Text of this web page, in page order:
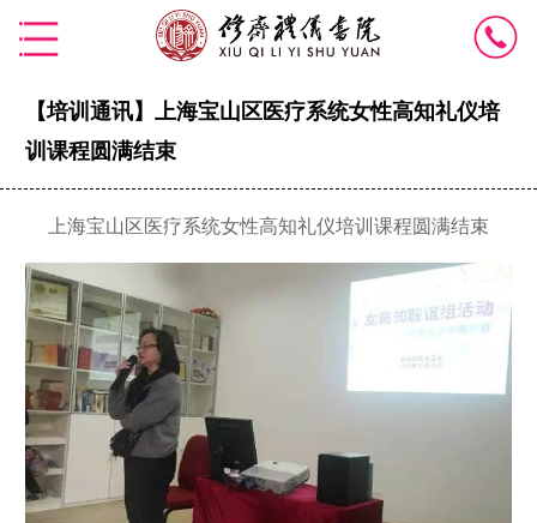
【培训通讯】上海宝山区医疗系统女性高知礼仪培
训课程圆满结束
上海宝山区医疗系统女性高知礼仪培训课程圆满结束